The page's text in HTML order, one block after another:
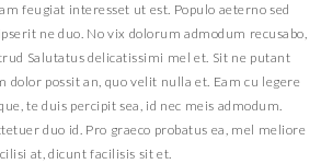
feugiat interesset ut est. Populo aeterno sed
ne duo. No vix dolorum admodum recusabo,
Salutatus delicatissimi mel et. Sit ne putant
dolor possit an, quo velit nulla et. Eam cu legere
te duis percipit sea, id nec meis admodum.
duo id. Pro graeco probatus ea, mel meliore
at, dicunt facilisis sit et.